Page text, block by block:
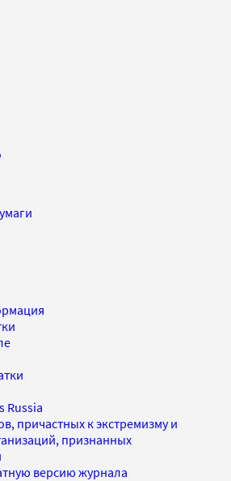
Russia
причастных к экстремизму и
признанных
версию журнала